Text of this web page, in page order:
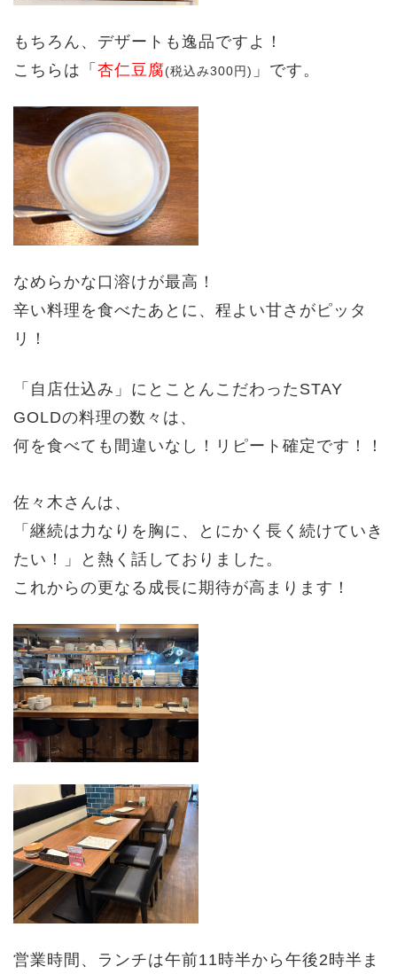
もちろん、デザートも逸品ですよ！
こちらは「 杏仁豆腐(税込み300円) 」です。
なめらかな口溶けが最高！
辛い料理を食べたあとに、程よい甘さがピッタ
リ！
「自店仕込み」にとことんこだわった STAY
GOLDの料理の数々は、
何を食べても間違いなし！
リピート確定です！！
佐々木さんは、
「継続は力なりを胸に、とにかく長く続けていき
たい！」と熱く話しておりました。
これからの更なる成長に期待が高まります！
営業時間、ランチは午前11時半から午後2時半ま